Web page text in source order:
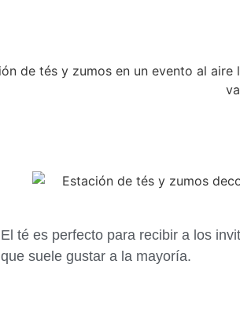
El té es perfecto para recibir a los
que suele gustar a la mayoría.